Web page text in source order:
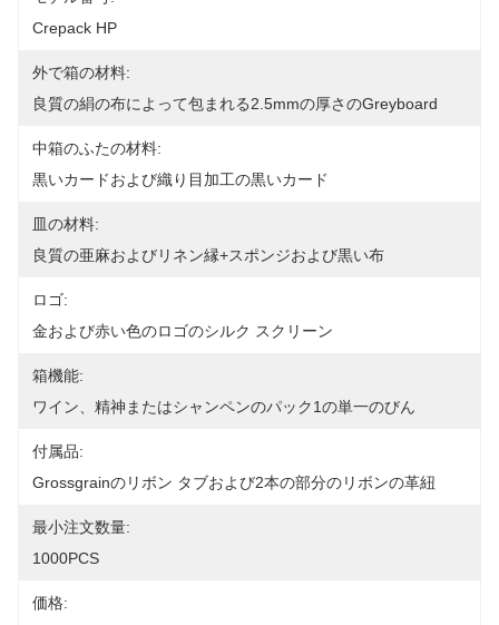
Crepack HP
外で箱の材料:
良質の絹の布によって包まれる2.5mmの厚さのgreyboard
中箱のふたの材料:
黒いカードおよび織り目加工の黒いカード
皿の材料:
良質の亜麻およびリネン縁+スポンジおよび黒い布
ロゴ:
金および赤い色のロゴのシルク スクリーン
箱機能:
ワイン、精神またはシャンペンのパック1の単一のびん
付属品:
Grossgrainのリボン タブおよび2本の部分のリボンの革紐
最小注文数量:
1000PCS
価格: